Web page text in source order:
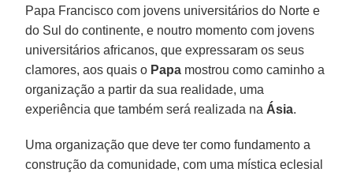
Papa Francisco com jovens universitários do Norte e
do Sul do continente, e noutro momento com jovens
universitários africanos, que expressaram os seus
clamores, aos quais o Papa mostrou como caminho a
organização a partir da sua realidade, uma
experiência que também será realizada na Ásia.
Uma organização que deve ter como fundamento a
construção da comunidade, com uma mística eclesial